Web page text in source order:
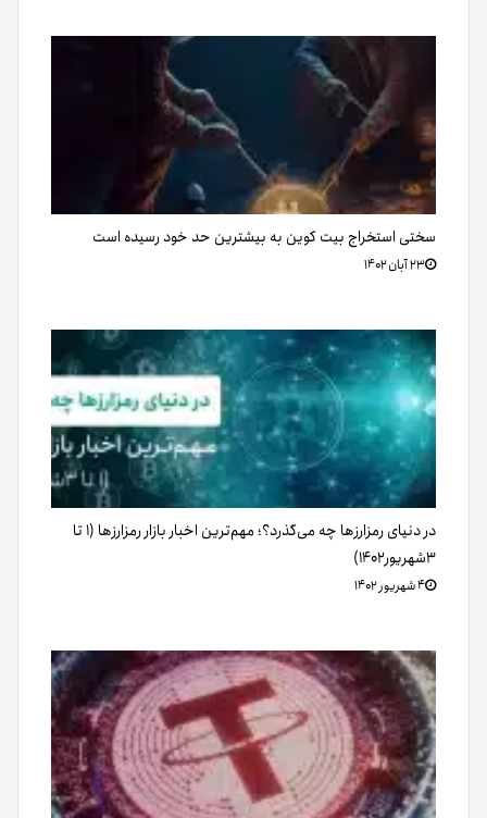
سختی استخراج بیت کوین به بیشترین حد خود رسیده است
۲۳ آبان ۱۴۰۲
در دنیای رمزارزها چه می‌گذرد؟؛ مهم‌ترین اخبار بازار رمزارزها (۱ تا
۳شهریور۱۴۰۲)
۴ شهریور ۱۴۰۲